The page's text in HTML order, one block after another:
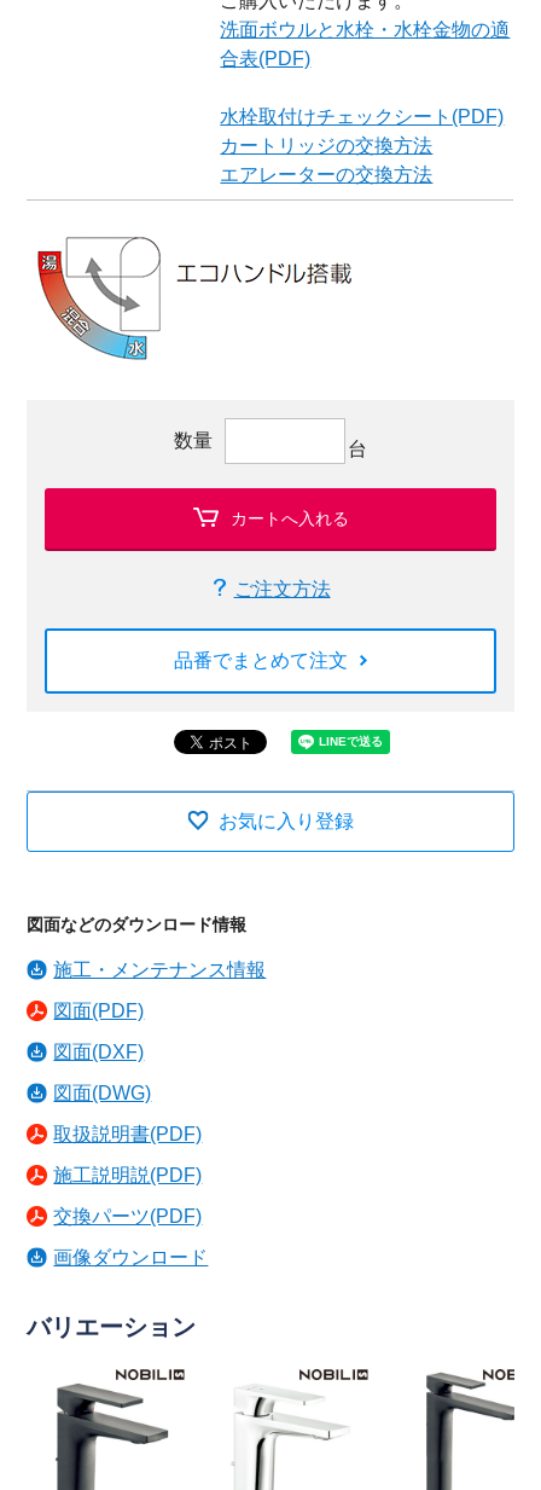
洗面ボウルと水栓・水栓金物の適
合表(PDF)
水栓取付けチェックシート(PDF)
カートリッジの交換方法
エアレーターの交換方法
数量 台
カートへ入れる
ご注文方法
品番でまとめて注文
お気に入り登録
図面などのダウンロード情報
施工・メンテナンス情報
図面(PDF)
図面(DXF)
図面(DWG)
取扱説明書(PDF)
施工説明説(PDF)
交換パーツ(PDF)
画像ダウンロード
バリエーション